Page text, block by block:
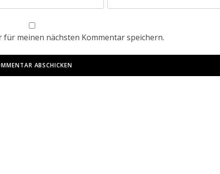
für meinen nächsten Kommentar speichern.